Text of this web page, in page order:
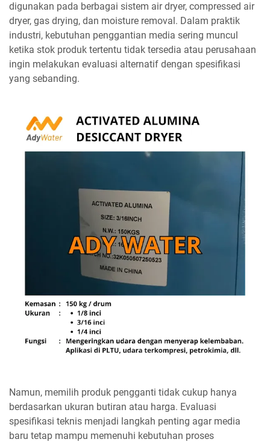
digunakan pada berbagai sistem air dryer, compressed air
dryer, gas drying, dan moisture removal. Dalam praktik
industri, kebutuhan penggantian media sering muncul
ketika stok produk tertentu tidak tersedia atau perusahaan
ingin melakukan evaluasi alternatif dengan spesifikasi
yang sebanding.
Namun, memilih produk pengganti tidak cukup hanya
berdasarkan ukuran butiran atau harga. Evaluasi
spesifikasi teknis menjadi langkah penting agar media
baru tetap mampu memenuhi kebutuhan proses